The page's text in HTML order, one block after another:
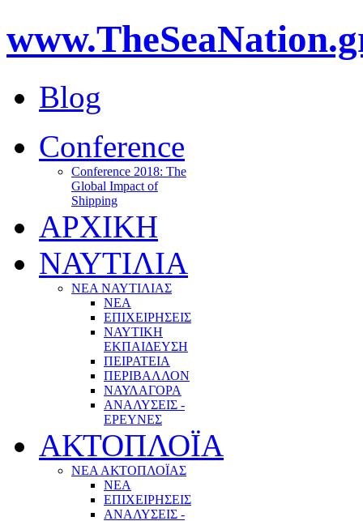
Blog
Conference
Conference 2018: The
Global Impact of
Shipping
ΑΡΧΙΚΗ
ΝΑΥΤΙΛΙΑ
ΝΕΑ ΝΑΥΤΙΛΙΑΣ
ΝΕΑ
ΕΠΙΧΕΙΡΗΣΕΙΣ
ΝΑΥΤΙΚΗ
ΕΚΠΑΙΔΕΥΣΗ
ΠΕΙΡΑΤΕΙΑ
ΠΕΡΙΒΑΛΛΟΝ
ΝΑΥΛΑΓΟΡΑ
ΑΝΑΛΥΣΕΙΣ -
ΕΡΕΥΝΕΣ
ΑΚΤΟΠΛΟΪΑ
ΝΕΑ ΑΚΤΟΠΛΟΪΑΣ
ΝΕΑ
ΕΠΙΧΕΙΡΗΣΕΙΣ
ΑΝΑΛΥΣΕΙΣ -